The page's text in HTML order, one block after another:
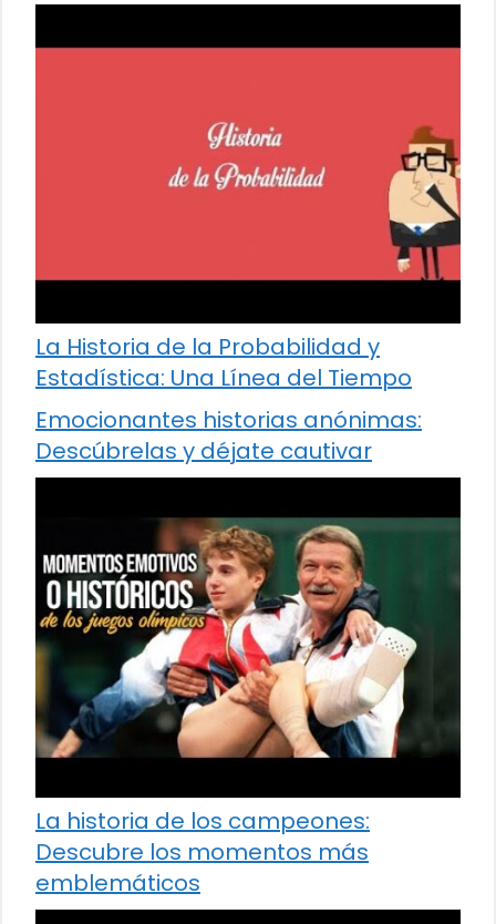
La Historia de la Probabilidad y
Estadística: Una Línea del Tiempo
Emocionantes historias anónimas:
Descúbrelas y déjate cautivar
La historia de los campeones:
Descubre los momentos más
emblemáticos